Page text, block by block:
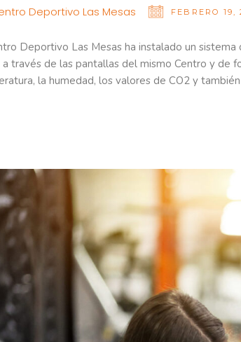
Deportivo Las Mesas FEBRERO 19,
Deportivo Las Mesas ha instalado un
través de las pantallas del mismo Centro y de
la humedad, los valores de CO2 y